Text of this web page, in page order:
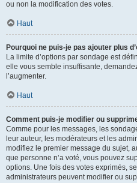
ou non la modification des votes.
Haut
Pourquoi ne puis-je pas ajouter plus
La limite d’options par sondage est
elle vous semble insuffisante,
l’augmenter.
Haut
Comment puis-je modifier ou
Comme pour les messages, les
leur auteur, les modérateurs et les
modifiez le premier message du sujet,
que personne n’a voté, vous pouvez
options. Une fois des votes exprimés,
administrateurs peuvent modifier ou